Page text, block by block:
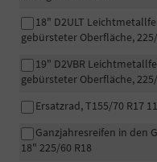
18" D2ULT
gebürsteter Oberfläche,
19" D2VBR
gebürsteter Oberfläche,
Ersatzrad, T155/70 R17
Ganzjahresreifen in den
18" 225/60 R18